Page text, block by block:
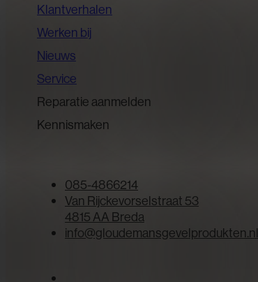
Klantverhalen
Werken bij
Nieuws
Service
Reparatie aanmelden
Kennismaken
085-4866214
Van Rijckevorselstraat 53
4815 AA Breda
info@gloudemansgevelprodukten.nl